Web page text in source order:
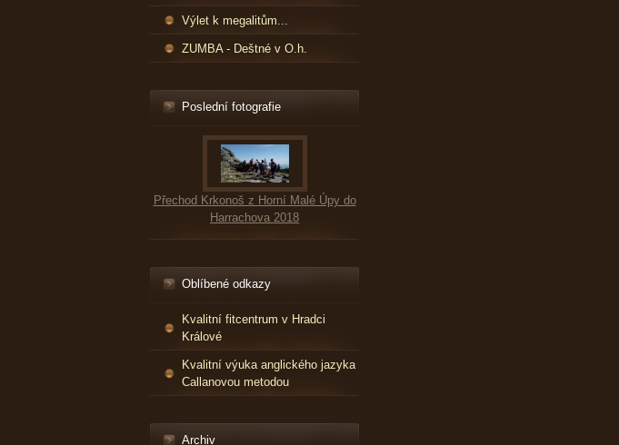
Výlet k megalitům...
ZUMBA - Deštné v O.h.
Poslední fotografie
Přechod Krkonoš z Horní Malé Úpy do
Harrachova 2018
Oblíbené odkazy
Kvalitní fitcentrum v Hradci
Králové
Kvalitní výuka anglického jazyka
Callanovou metodou
Archiv